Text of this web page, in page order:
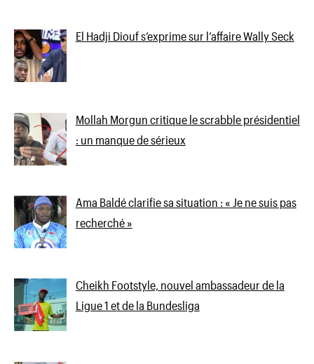
El Hadji Diouf s’exprime sur l’affaire Wally Seck
Mollah Morgun critique le scrabble présidentiel
: un manque de sérieux
Ama Baldé clarifie sa situation : « Je ne suis pas
recherché »
Cheikh Footstyle, nouvel ambassadeur de la
Ligue 1 et de la Bundesliga